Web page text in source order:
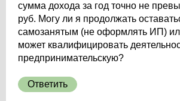
сумма дохода за год точно не
руб. Могу ли я продолжать
самозанятым (не оформлять ИП)
может квалифицировать
предпринимательскую?
Ответить